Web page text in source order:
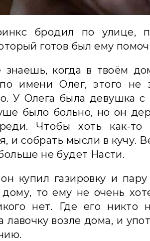
бродил по улице,
готов был ему
знаешь, когда в твоём
имени Олег, этого не
У Олега была девушка с
было больно, но он
Чтобы хоть как-
и собрать мысли в кучу.
не будет Насти.
купил газировку и
то ему не очень
нет. Где его
лавочку возле дома, и